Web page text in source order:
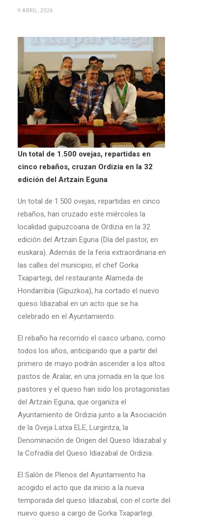
9 ABRIL, 2026
Un total de 1.500 ovejas, repartidas en
cinco rebaños, cruzan Ordizia en la 32
edición del Artzain Eguna
Un total de 1.500 ovejas, repartidas en cinco
rebaños, han cruzado este miércoles la
localidad guipuzcoana de Ordizia en la 32
edición del Artzain Eguna (Día del pastor, en
euskara). Además de la feria extraordinaria en
las calles del municipio, el chef Gorka
Txapartegi, del restaurante Alameda de
Hondarribia (Gipuzkoa), ha cortado el nuevo
queso Idiazabal en un acto que se ha
celebrado en el Ayuntamiento.
El rebaño ha recorrido el casco urbano, como
todos los años, anticipando que a partir del
primero de mayo podrán ascender a los altos
pastos de Aralar, en una jornada en la que los
pastores y el queso han sido los protagonistas
del Artzain Eguna, que organiza el
Ayuntamiento de Ordizia junto a la Asociación
de la Oveja Latxa ELE, Lurgintza, la
Denominación de Origen del Queso Idiazabal y
la Cofradía del Queso Idiazabal de Ordizia.
El Salón de Plenos del Ayuntamiento ha
acogido el acto que da inicio a la nueva
temporada del queso Idiazabal, con el corte del
nuevo queso a cargo de Gorka Txapartegi.